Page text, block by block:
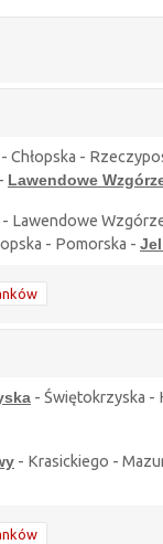
Chłopska -
Lawendowe
- Lawendowe
- Pomorska -
- Świętokrzyska -
- Krasickiego -